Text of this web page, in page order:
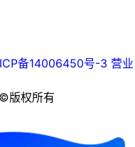
备14006450号-3 营业
版权所有